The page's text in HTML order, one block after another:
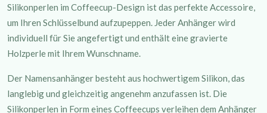
Silikonperlen im Coffeecup-Design ist das perfekte Accessoire,
um Ihren Schlüsselbund aufzupeppen. Jeder Anhänger wird
individuell für Sie angefertigt und enthält eine gravierte
Holzperle mit Ihrem Wunschname.
Der Namensanhänger besteht aus hochwertigem Silikon, das
langlebig und gleichzeitig angenehm anzufassen ist. Die
Silikonperlen in Form eines Coffeecups verleihen dem Anhänger